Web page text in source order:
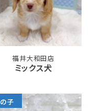
福井大和田店
ミックス犬
子